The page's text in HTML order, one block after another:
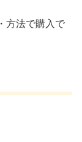
方法で購入で